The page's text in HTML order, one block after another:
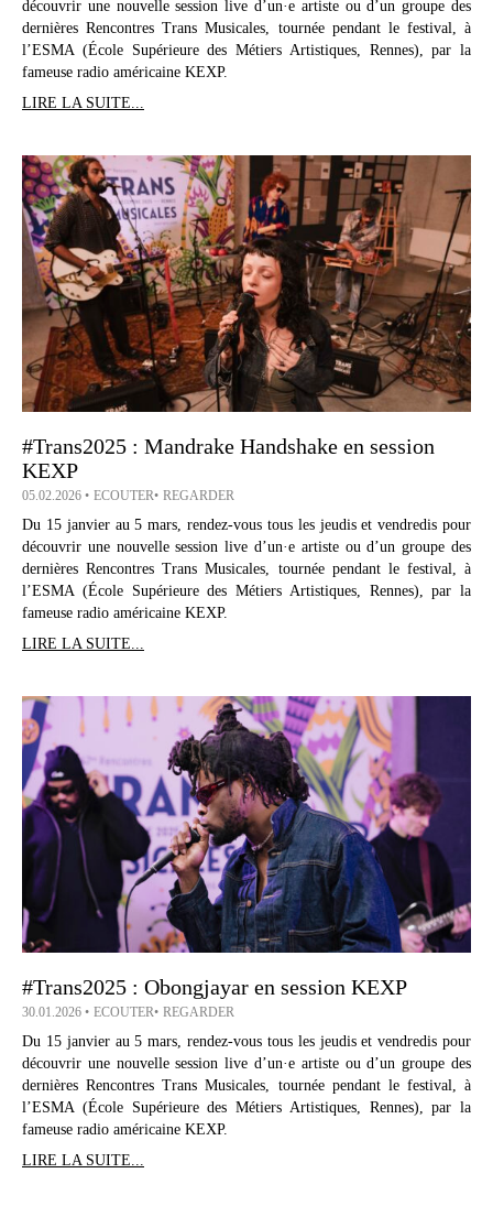
découvrir une nouvelle session live d’un·e artiste ou d’un groupe des
dernières Rencontres Trans Musicales, tournée pendant le festival, à
l’ESMA (École Supérieure des Métiers Artistiques, Rennes), par la
fameuse radio américaine KEXP.
LIRE LA SUITE...
#Trans2025 : Mandrake Handshake en session
KEXP
05.02.2026 ECOUTER REGARDER
Du 15 janvier au 5 mars, rendez-vous tous les jeudis et vendredis pour
découvrir une nouvelle session live d’un·e artiste ou d’un groupe des
dernières Rencontres Trans Musicales, tournée pendant le festival, à
l’ESMA (École Supérieure des Métiers Artistiques, Rennes), par la
fameuse radio américaine KEXP.
LIRE LA SUITE...
#Trans2025 : Obongjayar en session KEXP
30.01.2026 ECOUTER REGARDER
Du 15 janvier au 5 mars, rendez-vous tous les jeudis et vendredis pour
découvrir une nouvelle session live d’un·e artiste ou d’un groupe des
dernières Rencontres Trans Musicales, tournée pendant le festival, à
l’ESMA (École Supérieure des Métiers Artistiques, Rennes), par la
fameuse radio américaine KEXP.
LIRE LA SUITE...